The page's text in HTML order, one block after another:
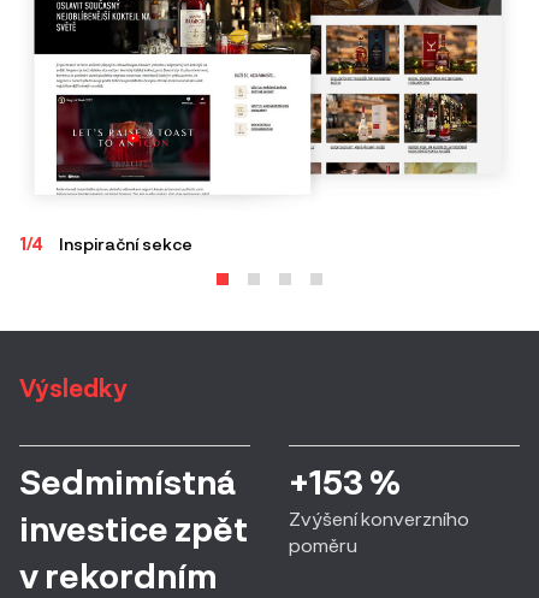
1/4 Inspirační sekce
Výsledky
Sedmimístná
investice zpět
v rekordním
+153 %
Zvýšení konverzního
poměru